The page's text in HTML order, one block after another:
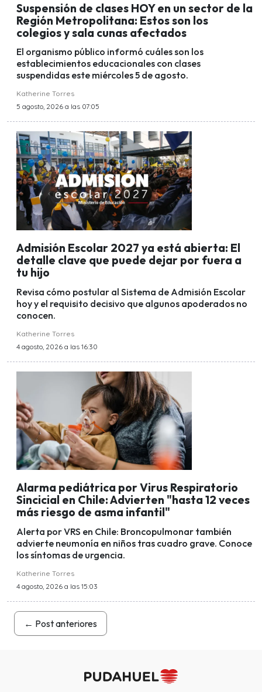
Suspensión de clases HOY en un sector de la
Región Metropolitana: Estos son los
colegios y sala cunas afectados
El organismo público informó cuáles son los
establecimientos educacionales con clases
suspendidas este miércoles 5 de agosto.
Katherine Torres
5 agosto, 2026 a las 07:05
Admisión Escolar 2027 ya está abierta: El
detalle clave que puede dejar por fuera a
tu hijo
Revisa cómo postular al Sistema de Admisión Escolar
hoy y el requisito decisivo que algunos apoderados no
conocen.
Katherine Torres
4 agosto, 2026 a las 16:30
Alarma pediátrica por Virus Respiratorio
Sincicial en Chile: Advierten "hasta 12 veces
más riesgo de asma infantil"
Alerta por VRS en Chile: Broncopulmonar también
advierte neumonía en niños tras cuadro grave. Conoce
los síntomas de urgencia.
Katherine Torres
4 agosto, 2026 a las 15:03
← Post anteriores